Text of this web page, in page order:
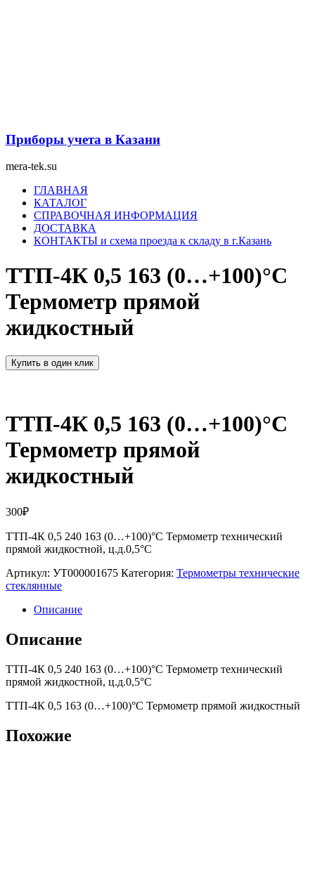
Приборы учета в Казани
mera-tek.su
МенюГЛАВНАЯ
КАТАЛОГ
СПРАВОЧНАЯ ИНФОРМАЦИЯ
ДОСТАВКА
КОНТАКТЫ и схема проезда к складу в г.Казань
ТТП-4К 0,5 163 (0…+100)°С
Термометр прямой
жидкостный
Купить в один клик
ТТП-4К 0,5 163 (0…+100)°С
Термометр прямой
жидкостный
300₽
ТТП-4К 0,5 240 163 (0…+100)°С Термометр технический
прямой жидкостной, ц.д.0,5°С
Артикул: УТ000001675 Категория: Термометры технические
стеклянные
Описание
Описание
ТТП-4К 0,5 240 163 (0…+100)°С Термометр технический
прямой жидкостной, ц.д.0,5°С
ТТП-4К 0,5 163 (0…+100)°С Термометр прямой жидкостный
Похожие